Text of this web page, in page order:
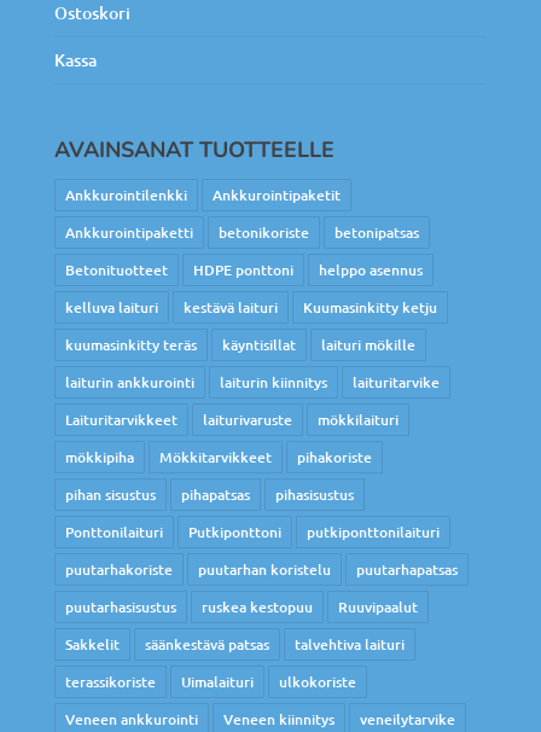
Ostoskori
Kassa
AVAINSANAT TUOTTEELLE
Ankkurointilenkki
Ankkurointipaketit
Ankkurointipaketti
betonikoriste
betonipatsas
Betonituotteet
HDPE ponttoni
helppo asennus
kelluva laituri
kestävä laituri
Kuumasinkitty ketju
kuumasinkitty teräs
käyntisillat
laituri mökille
laiturin ankkurointi
laiturin kiinnitys
laituritarvike
Laituritarvikkeet
laiturivaruste
mökkilaituri
mökkipiha
Mökkitarvikkeet
pihakoriste
pihan sisustus
pihapatsas
pihasisustus
Ponttonilaituri
Putkiponttoni
putkiponttonilaituri
puutarhakoriste
puutarhan koristelu
puutarhapatsas
puutarhasisustus
ruskea kestopuu
Ruuvipaalut
Sakkelit
säänkestävä patsas
talvehtiva laituri
terassikoriste
Uimalaituri
ulkokoriste
Veneen ankkurointi
Veneen kiinnitys
veneilytarvike